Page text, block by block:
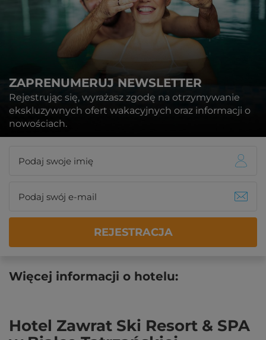
ZAPRENUMERUJ NEWSLETTER
Rejestrując się, wyrażasz zgodę na otrzymywanie
ekskluzywnych ofert wakacyjnych oraz informacji o
nowościach.
REJESTRACJA
Więcej informacji o hotelu:
Hotel Zawrat Ski Resort & SPA